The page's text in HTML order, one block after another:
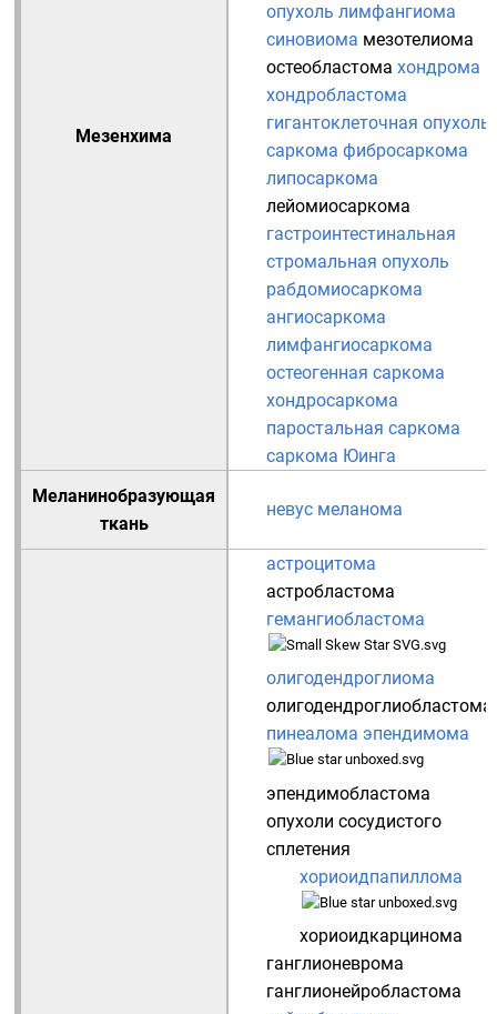
Мезенхима
опухоль лимфангиома
синовиома мезотелиома
остеобластома хондрома
хондробластома
гигантоклеточная опухоль
саркома фибросаркома
липосаркома
лейомиосаркома
гастроинтестинальная
стромальная опухоль
рабдомиосаркома
ангиосаркома
лимфангиосаркома
остеогенная саркома
хондросаркома
паростальная саркома
саркома Юинга
Меланинобразующая
ткань
невус меланома
астроцитома
астробластома
гемангиобластома
олигодендроглиома
олигодендроглиобластома
пинеалома эпендимома
эпендимобластома
опухоли сосудистого
сплетения
хориоидпапиллома
хориоидкарцинома
ганглионеврома
ганглионейробластома